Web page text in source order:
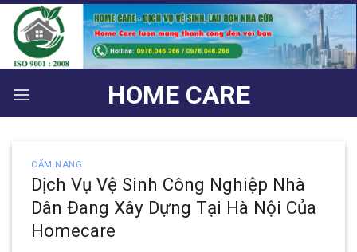
Bỏ
qua
nội
dung
HOME CARE
CẨM NANG
Dịch Vụ Vệ Sinh Công Nghiệp Nhà
Dân Đang Xây Dựng Tại Hà Nội Của
Homecare